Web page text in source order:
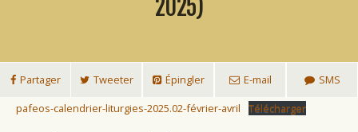
2025)
Partager Tweeter Épingler E-mail
SMS
pafeos-calendrier-liturgies-2025.02-février-avril
Télécharger